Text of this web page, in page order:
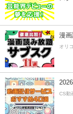
漫画
オリ
CS動